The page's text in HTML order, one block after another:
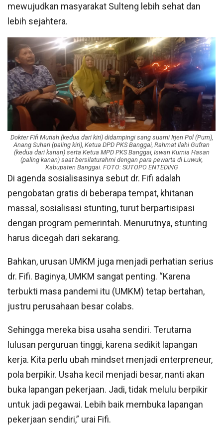
mewujudkan masyarakat Sulteng lebih sehat dan
lebih sejahtera.
Dokter Fifi Mutiah (kedua dari kiri) didampingi sang suami Irjen Pol (Purn),
Anang Suhari (paling kiri), Ketua DPD PKS Banggai, Rahmat Ilahi Gufran
(kedua dari kanan) serta Ketua MPD PKS Banggai, Iswan Kurnia Hasan
(paling kanan) saat bersilaturahmi dengan para pewarta di Luwuk,
Kabupaten Banggai. FOTO: SUTOPO ENTEDING
Di agenda sosialisasinya sebut dr. Fifi adalah
pengobatan gratis di beberapa tempat, khitanan
massal, sosialisasi stunting, turut berpartisipasi
dengan program pemerintah. Menurutnya, stunting
harus dicegah dari sekarang.
Bahkan, urusan UMKM juga menjadi perhatian serius
dr. Fifi. Baginya, UMKM sangat penting. “Karena
terbukti masa pandemi itu (UMKM) tetap bertahan,
justru perusahaan besar colabs.
Sehingga mereka bisa usaha sendiri. Terutama
lulusan perguruan tinggi, karena sedikit lapangan
kerja. Kita perlu ubah mindset menjadi enterpreneur,
pola berpikir. Usaha kecil menjadi besar, nanti akan
buka lapangan pekerjaan. Jadi, tidak melulu berpikir
untuk jadi pegawai. Lebih baik membuka lapangan
pekerjaan sendiri,” urai Fifi.